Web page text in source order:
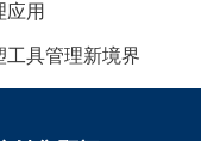
应用
工具管理新境界